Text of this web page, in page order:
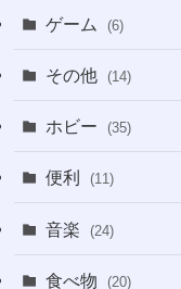
(1)
(3)
(4)
ゲーム (6)
その他 (14)
(1)
ホビー (35)
便利 (11)
音楽 (24)
(18)
食べ物 (20)